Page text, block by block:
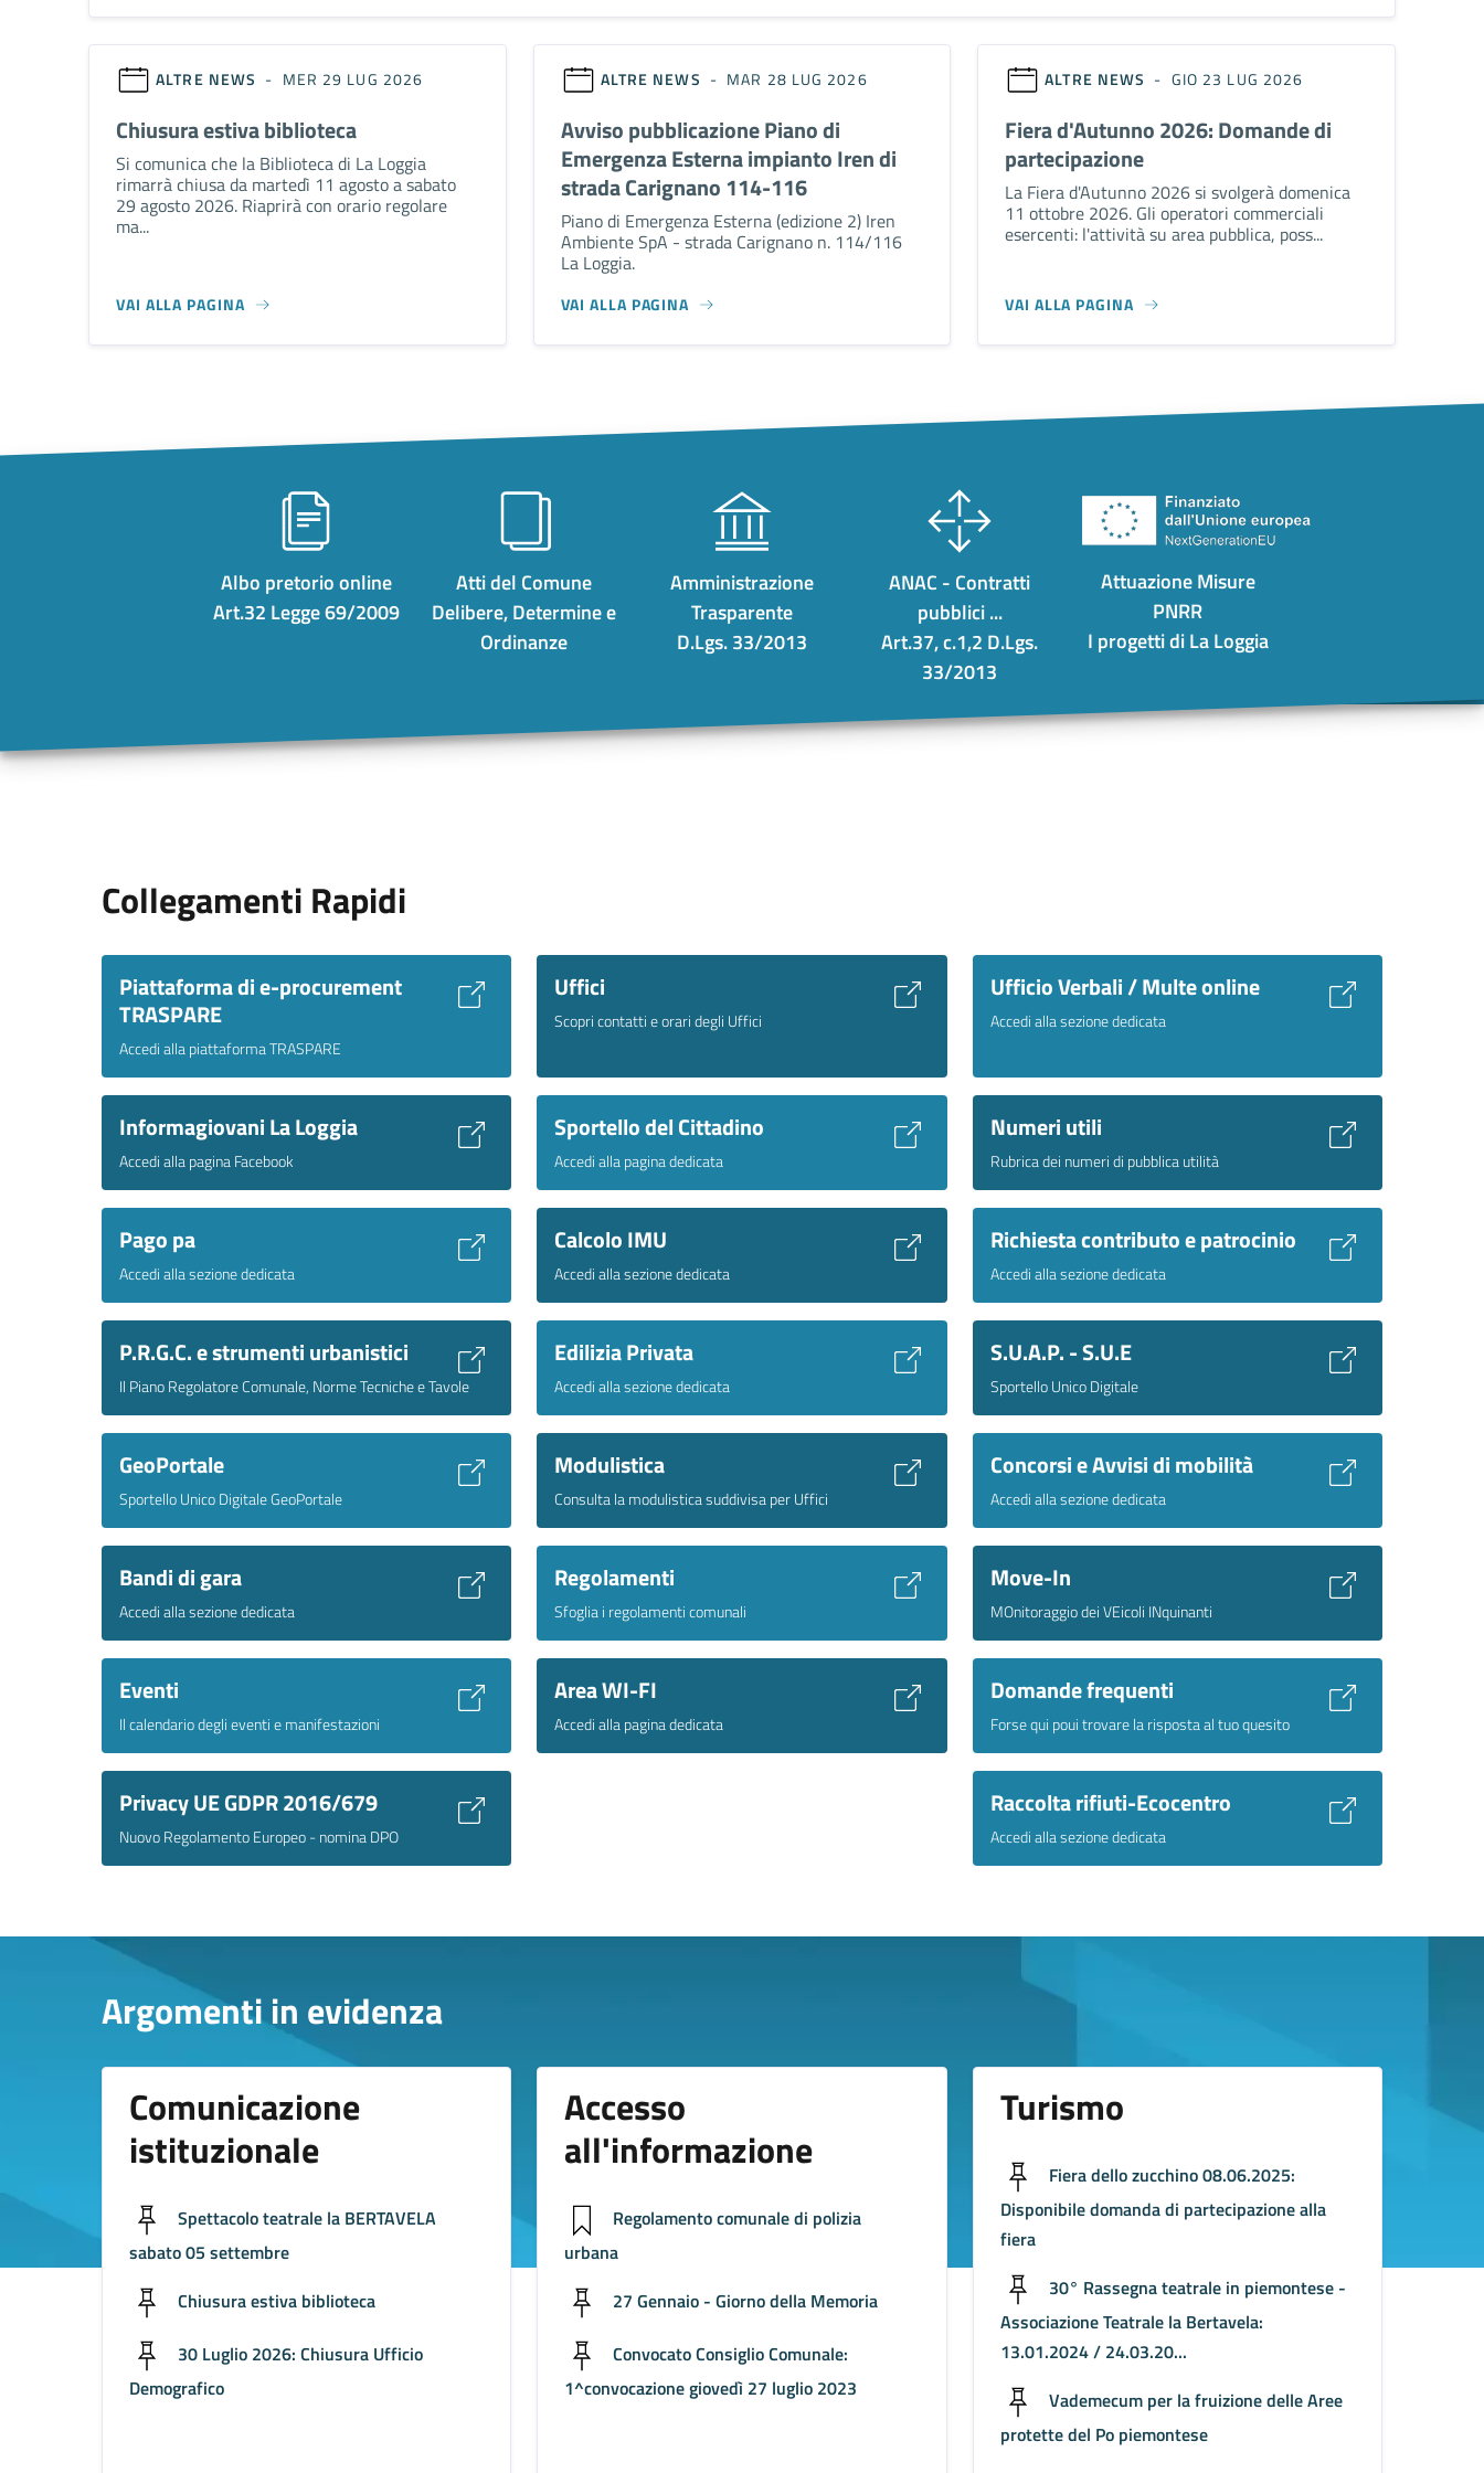
ALTRE NEWS - MER 29 LUG 2026
Chiusura estiva biblioteca
Si comunica che la Biblioteca di La Loggia
rimarrà chiusa da martedì 11 agosto a sabato
29 agosto 2026. Riaprirà con orario regolare
ma...
VAI ALLA PAGINA
ALTRE NEWS - MAR 28 LUG 2026
Avviso pubblicazione Piano di
Emergenza Esterna impianto Iren di
strada Carignano 114-116
Piano di Emergenza Esterna (edizione 2) Iren
Ambiente SpA - strada Carignano n. 114/116
La Loggia.
VAI ALLA PAGINA
ALTRE NEWS - GIO 23 LUG 2026
Fiera d'Autunno 2026: Domande di
partecipazione
La Fiera d'Autunno 2026 si svolgerà domenica
11 ottobre 2026. Gli operatori commerciali
esercenti: l'attività su area pubblica, poss...
VAI ALLA PAGINA
Albo pretorio online
Art.32 Legge 69/2009
Atti del Comune
Delibere, Determine e
Ordinanze
Amministrazione
Trasparente
D.Lgs. 33/2013
ANAC - Contratti
pubblici ...
Art.37, c.1,2 D.Lgs.
33/2013
Attuazione Misure
PNRR
I progetti di La Loggia
Collegamenti Rapidi
Piattaforma di e-procurement
TRASPARE
Accedi alla piattaforma TRASPARE
Uffici
Scopri contatti e orari degli Uffici
Ufficio Verbali / Multe online
Accedi alla sezione dedicata
Informagiovani La Loggia
Accedi alla pagina Facebook
Sportello del Cittadino
Accedi alla pagina dedicata
Numeri utili
Rubrica dei numeri di pubblica utilità
Pago pa
Accedi alla sezione dedicata
Calcolo IMU
Accedi alla sezione dedicata
Richiesta contributo e patrocinio
Accedi alla sezione dedicata
P.R.G.C. e strumenti urbanistici
Il Piano Regolatore Comunale, Norme Tecniche e Tavole
Edilizia Privata
Accedi alla sezione dedicata
S.U.A.P. - S.U.E
Sportello Unico Digitale
GeoPortale
Sportello Unico Digitale GeoPortale
Modulistica
Consulta la modulistica suddivisa per Uffici
Concorsi e Avvisi di mobilità
Accedi alla sezione dedicata
Bandi di gara
Accedi alla sezione dedicata
Regolamenti
Sfoglia i regolamenti comunali
Move-In
MOnitoraggio dei VEicoli INquinanti
Eventi
Il calendario degli eventi e manifestazioni
Area WI-FI
Accedi alla pagina dedicata
Domande frequenti
Forse qui poui trovare la risposta al tuo quesito
Privacy UE GDPR 2016/679
Nuovo Regolamento Europeo - nomina DPO
Raccolta rifiuti-Ecocentro
Accedi alla sezione dedicata
Argomenti in evidenza
Comunicazione
istituzionale
Spettacolo teatrale la BERTAVELA
sabato 05 settembre
Chiusura estiva biblioteca
30 Luglio 2026: Chiusura Ufficio
Demografico
Accesso
all'informazione
Regolamento comunale di polizia
urbana
27 Gennaio - Giorno della Memoria
Convocato Consiglio Comunale:
1^convocazione giovedì 27 luglio 2023
Turismo
Fiera dello zucchino 08.06.2025:
Disponibile domanda di partecipazione alla
fiera
30° Rassegna teatrale in piemontese -
Associazione Teatrale la Bertavela:
13.01.2024 / 24.03.20...
Vademecum per la fruizione delle Aree
protette del Po piemontese